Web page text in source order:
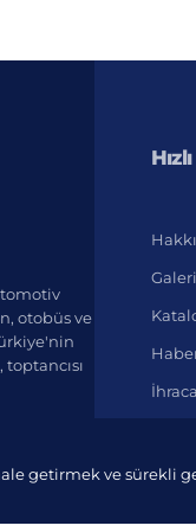
otobüs ve
Galeri
getirmek ve sürekli